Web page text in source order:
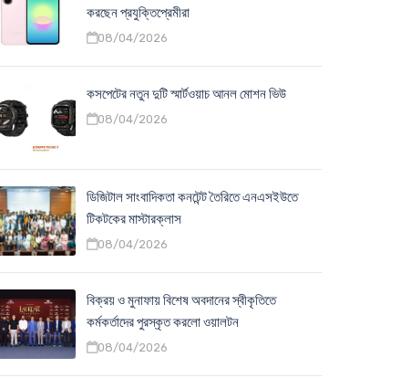
করছেন প্রযুক্তিপ্রেমীরা
08/04/2026
কসপেটের নতুন দুটি স্মার্টওয়াচ আনল মোশন ভিউ
08/04/2026
ডিজিটাল সাংবাদিকতা কনটেন্ট তৈরিতে এনএসইউতে
টিকটকের মাস্টারক্লাস
08/04/2026
বিক্রয় ও মুনাফায় বিশেষ অবদানের স্বীকৃতিতে
কর্মকর্তাদের পুরস্কৃত করলো ওয়ালটন
08/04/2026